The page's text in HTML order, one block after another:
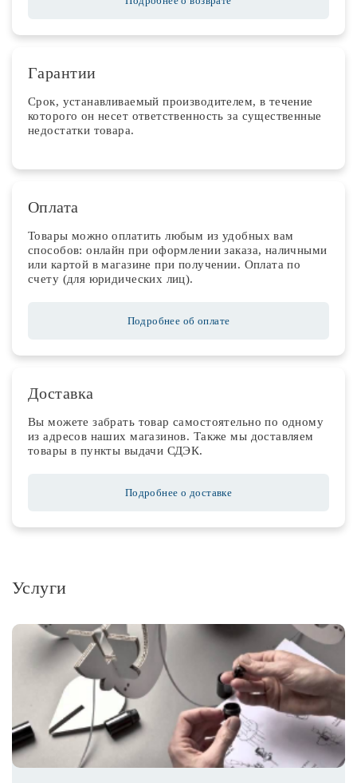
Гарантии
Срок, устанавливаемый производителем, в течение
которого он несет ответственность за существенные
недостатки товара.
Оплата
Товары можно оплатить любым из удобных вам
способов: онлайн при оформлении заказа, наличными
или картой в магазине при получении. Оплата по
счету (для юридических лиц).
Подробнее об оплате
Доставка
Вы можете забрать товар самостоятельно по одному
из адресов наших магазинов. Также мы доставляем
товары в пункты выдачи СДЭК.
Подробнее о доставке
Услуги